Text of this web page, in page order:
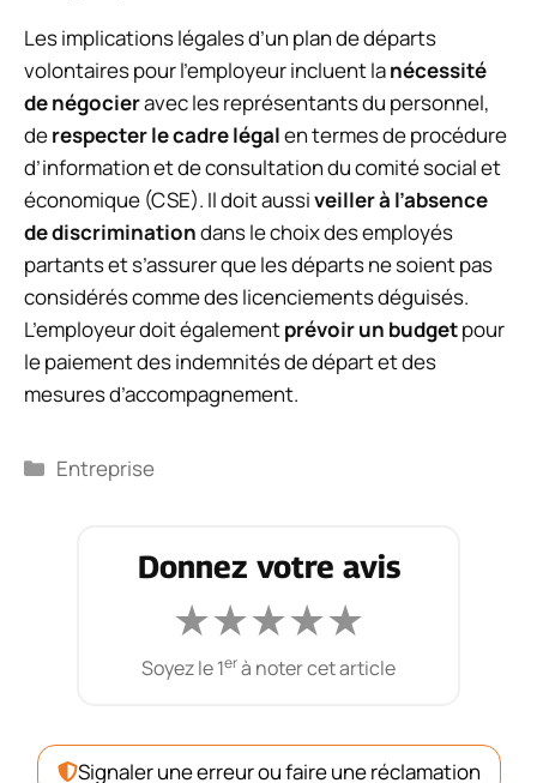
Les implications légales d’un plan de départs
volontaires pour l’employeur incluent lanécessité
de négocieravec les représentants du personnel,
derespecter le cadre légalen termes de procédure
d’information et de consultation du comité social et
économique (CSE). Il doit aussiveiller à l’absence
de discriminationdans le choix des employés
partants et s’assurer que les départs ne soient pas
considérés comme des licenciements déguisés.
L’employeur doit égalementprévoir un budgetpour
le paiement des indemnités de départ et des
mesures d’accompagnement.
Catégories
Entreprise
Donnez votre avis
★★★★★
Soyez le 1erà noter cet article
Signaler une erreur ou faire une réclamation